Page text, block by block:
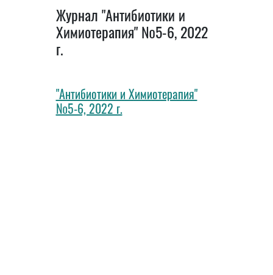
Журнал "Антибиотики и
Химиотерапия" №5-6, 2022
г.
"Антибиотики и Химиотерапия"
№5-6, 2022 г.